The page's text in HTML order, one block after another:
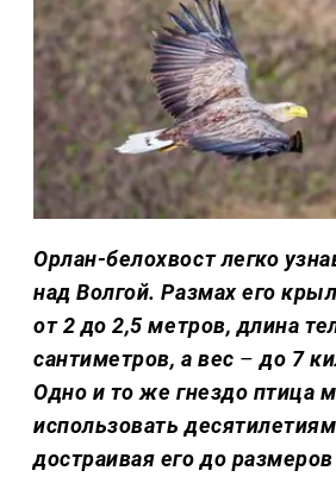
Орлан-белохвост легко
над Волгой. Размах его
от 2 до 2,5 метров, длина
сантиметров, а вес – до 7
Одно и то же гнездо птица
использовать
достраивая его до